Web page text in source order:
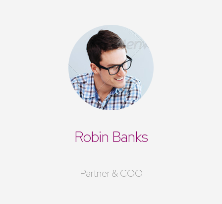
Robin Banks
Partner & COO